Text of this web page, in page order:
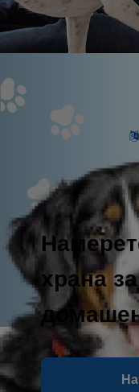
храна
кученце